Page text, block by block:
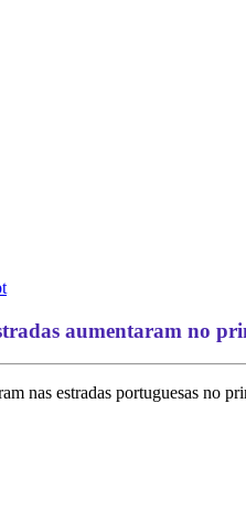
aumentaram no
nas estradas portuguesas no